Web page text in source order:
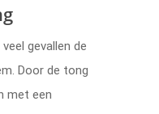
gevallen de
Door de tong
met een